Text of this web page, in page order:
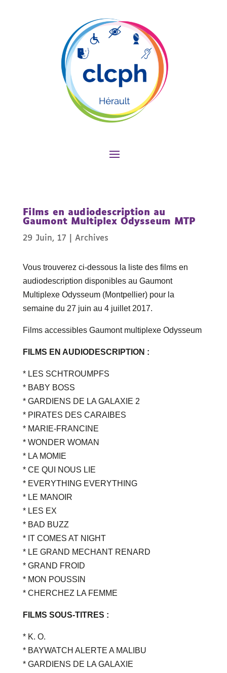
Films en audiodescription au
Gaumont Multiplex Odysseum MTP
29 Juin, 17 Archives
Vous trouverez ci-dessous la liste des films en
audiodescription disponibles au Gaumont
Multiplexe Odysseum (Montpellier) pour la
semaine du 27 juin au 4 juillet 2017.
Films accessibles Gaumont multiplexe Odysseum
FILMS EN AUDIODESCRIPTION :
* LES SCHTROUMPFS
* BABY BOSS
* GARDIENS DE LA GALAXIE 2
* PIRATES DES CARAIBES
* MARIE-FRANCINE
* WONDER WOMAN
* LA MOMIE
* CE QUI NOUS LIE
* EVERYTHING EVERYTHING
* LE MANOIR
* LES EX
* BAD BUZZ
* IT COMES AT NIGHT
* LE GRAND MECHANT RENARD
* GRAND FROID
* MON POUSSIN
* CHERCHEZ LA FEMME
FILMS SOUS-TITRES :
* K. O.
* BAYWATCH ALERTE A MALIBU
* GARDIENS DE LA GALAXIE